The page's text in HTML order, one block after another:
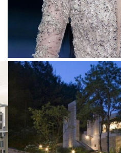
: Theo South China Morning
khoảng 40-45 triệu USD
gồm cả doanh thu từ âm nhạc,
quảng cáo.